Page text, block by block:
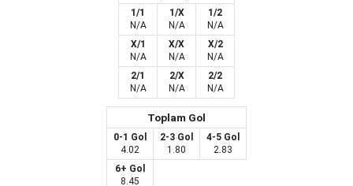
1/1
N/A
1/X
N/A
1/2
N/A
X/1
N/A
X/X
N/A
X/2
N/A
2/1
N/A
2/X
N/A
2/2
N/A
Toplam Gol
0-1 Gol
4.02
2-3 Gol
1.80
4-5 Gol
2.83
6+ Gol
8.45